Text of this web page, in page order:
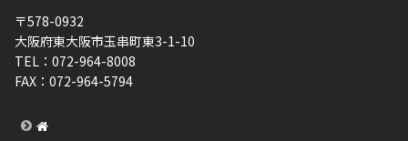
〒578-0932
大阪府東大阪市玉串町東3-1-10
TEL： 072-964-8008
FAX： 072-964-5794